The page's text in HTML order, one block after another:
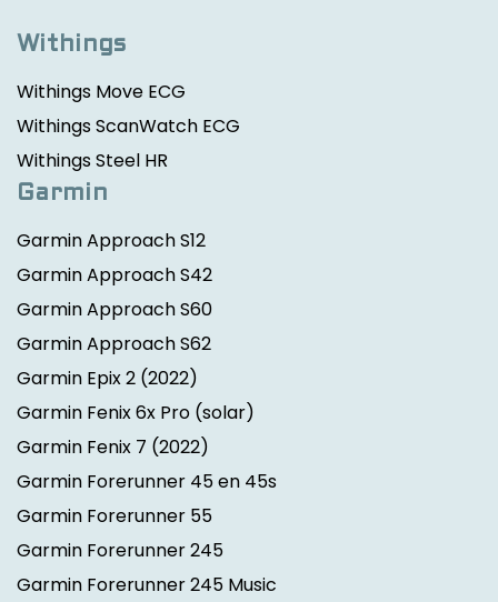
Withings
Withings Move ECG
Withings ScanWatch ECG
Withings Steel HR
Garmin
Garmin Approach S12
Garmin Approach S42
Garmin Approach S60
Garmin Approach S62
Garmin Epix 2 (2022)
Garmin Fenix 6x Pro (solar)
Garmin Fenix 7 (2022)
Garmin Forerunner 45 en 45s
Garmin Forerunner 55
Garmin Forerunner 245
Garmin Forerunner 245 Music